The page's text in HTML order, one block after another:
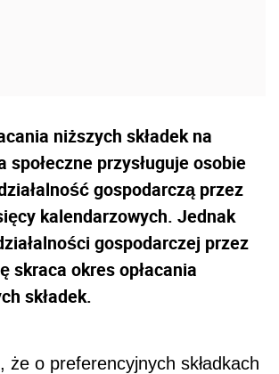
niższych składek na
społeczne przysługuje osobie
gospodarczą przez
kalendarzowych. Jednak
gospodarczej przez
skraca okres opłacania
składek.
że o preferencyjnych składkach